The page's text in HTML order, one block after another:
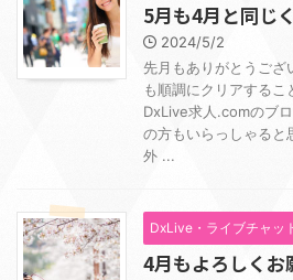
5月も4月と同じく
2024/5/2
先月もありがとうござ
も順調にクリアする
DxLive求人.comのブ
の方もいらっしゃる
外 ...
DxLive・ライブチャッ
4月もよろしくお